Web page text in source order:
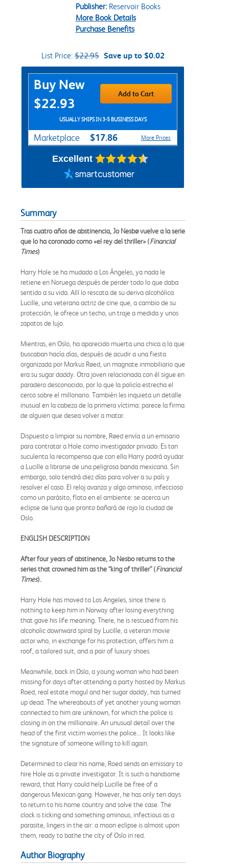
Publisher:Reservoir Books
More Book Details
Purchase Benefits
List Price:$22.95 Save up to $0.02
Purchase Options
Buy New
$22.93
Add to Cart
USUALLY SHIPS IN 3-5 BUSINESS DAYS
Marketplace $17.86 More Prices
Excellent
Summary
Tras cuatro años de abstinencia, Jo Nesbø vuelve a la serie
que lo ha coronado como «el rey del thriller» (Financial
Times)
Harry Hole se ha mudado a Los Ángeles, ya nada le
retiene en Noruega después de perder todo lo que daba
sentido a su vida. Allí lo rescata de su deriva alcohólica
Lucille, una veterana actriz de cine que, a cambio de su
protección, le ofrece un techo, un traje a medida y unos
zapatos de lujo.
Mientras, en Oslo, ha aparecido muerta una chica a la que
buscaban hacía días, después de acudir a una fiesta
organizada por Markus Røed, un magnate inmobiliario que
era su sugar daddy. Otra joven relacionada con él sigue en
paradero desconocido, por lo que la policía estrecha el
cerco sobre el millonario. También les inquieta un detalle
inusual en la cabeza de la primera víctima: parece la firma
de alguien que desea volver a matar.
Dispuesto a limpiar su nombre, Røed envía a un emisario
para contratar a Hole como investigador privado. Es tan
suculenta la recompensa que con ella Harry podrá ayudar
a Lucille a librarse de una peligrosa banda mexicana. Sin
embargo, solo tendrá diez días para volver a su país y
resolver el caso. El reloj avanza y algo ominoso, infeccioso
como un parásito, flota en el ambiente: se acerca un
eclipse de luna que pronto bañará de rojo la ciudad de
Oslo.
ENGLISH DESCRIPTION
After four years of abstinence, Jo Nesbo returns to the
series that crowned him as the “king of thriller” (Financial
Times).
Harry Hole has moved to Los Angeles, since there is
nothing to keep him in Norway after losing everything
that gave his life meaning. There, he is rescued from his
alcoholic downward spiral by Lucille, a veteran movie
actor who, in exchange for his protection, offers him a
roof, a tailored suit, and a pair of luxury shoes.
Meanwhile, back in Oslo, a young woman who had been
missing for days after attending a party hosted by Markus
Roed, real estate mogul and her sugar daddy, has turned
up dead. The whereabouts of yet another young woman
connected to him are unknown, for which the police is
closing in on the millionaire. An unusual detail over the
head of the first victim worries the police... It looks like
the signature of someone willing to kill again.
Determined to clear his name, Roed sends an emissary to
hire Hole as a private investigator. It is such a handsome
reward, that Harry could help Lucille be free of a
dangerous Mexican gang. However, he has only ten days
to return to his home country and solve the case. The
clock is ticking and something ominous, infectious as a
parasite, lingers in the air: a moon eclipse is almost upon
them, ready to bathe the city of Oslo in red.
Author Biography